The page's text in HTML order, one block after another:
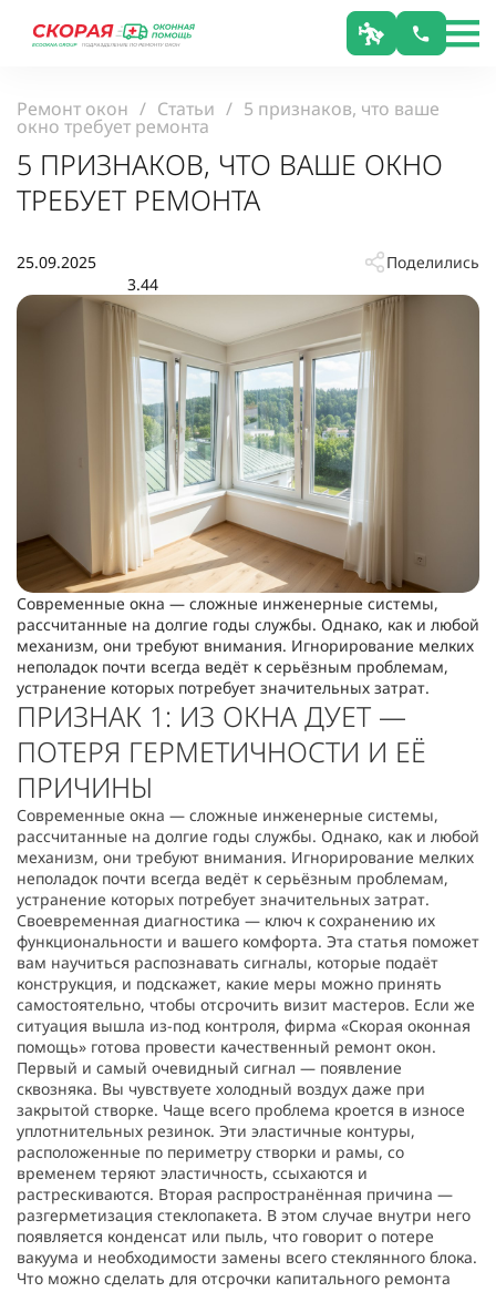
Ремонт окон Статьи 5 признаков, что ваше
окно требует ремонта
5 ПРИЗНАКОВ, ЧТО ВАШЕ ОКНО
ТРЕБУЕТ РЕМОНТА
25.09.2025
Поделились
3.44
Современные окна — сложные инженерные системы,
рассчитанные на долгие годы службы. Однако, как и любой
механизм, они требуют внимания. Игнорирование мелких
неполадок почти всегда ведёт к серьёзным проблемам,
устранение которых потребует значительных затрат.
ПРИЗНАК 1: ИЗ ОКНА ДУЕТ —
ПОТЕРЯ ГЕРМЕТИЧНОСТИ И ЕЁ
ПРИЧИНЫ
Современные окна — сложные инженерные системы,
рассчитанные на долгие годы службы. Однако, как и любой
механизм, они требуют внимания. Игнорирование мелких
неполадок почти всегда ведёт к серьёзным проблемам,
устранение которых потребует значительных затрат.
Своевременная диагностика — ключ к сохранению их
функциональности и вашего комфорта. Эта статья поможет
вам научиться распознавать сигналы, которые подаёт
конструкция, и подскажет, какие меры можно принять
самостоятельно, чтобы отсрочить визит мастеров. Если же
ситуация вышла из-под контроля, фирма «Скорая оконная
помощь» готова провести качественный ремонт окон.
Первый и самый очевидный сигнал — появление
сквозняка. Вы чувствуете холодный воздух даже при
закрытой створке. Чаще всего проблема кроется в износе
уплотнительных резинок. Эти эластичные контуры,
расположенные по периметру створки и рамы, со
временем теряют эластичность, ссыхаются и
растрескиваются. Вторая распространённая причина —
разгерметизация стеклопакета. В этом случае внутри него
появляется конденсат или пыль, что говорит о потере
вакуума и необходимости замены всего стеклянного блока.
Что можно сделать для отсрочки капитального ремонта